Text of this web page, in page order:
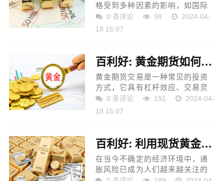
格受到多种因素的影响，如国际
政治经济形势、货币政策等。黄
金交易具有独特的避险属性，使
0 条评论 98
2024-04-
18 15:07
百利好: 黄金期货如何选择交易策略
黄金期货交易是一种常见的投资
方式，它具有杠杆效应、交易灵
活、风险可控等优点。在黄金期
货交易中，选择合适的交易策略
0 条评论 191
2024-04-
18 15:07
百利好: 利用现货黄金对冲通胀风险，保护财富
在当今不确定的经济环境中，通
胀风险已成为人们越来越关注的